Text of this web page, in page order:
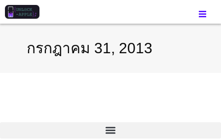
กรกฎาคม 31, 2013